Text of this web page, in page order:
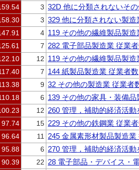
3 32D 他に分類されないそ
3 329 他に分類されない製造
4 119 その他の繊維製品製造
7 282 電子部品製造業 従業
12 119 その他の繊維製品製造
7 144 紙製品製造業 従業者数
9 32 その他の製造業 従業者
6 139 その他の家具・装備
12 260 管理，補助的経済活
97.74
15 229 その他の鉄鋼業 従業
96.64
11 245 金属素形材製品製造業
95.88
6 270 管理，補助的経済活
90.39
22 28 電子部品・デバイス・